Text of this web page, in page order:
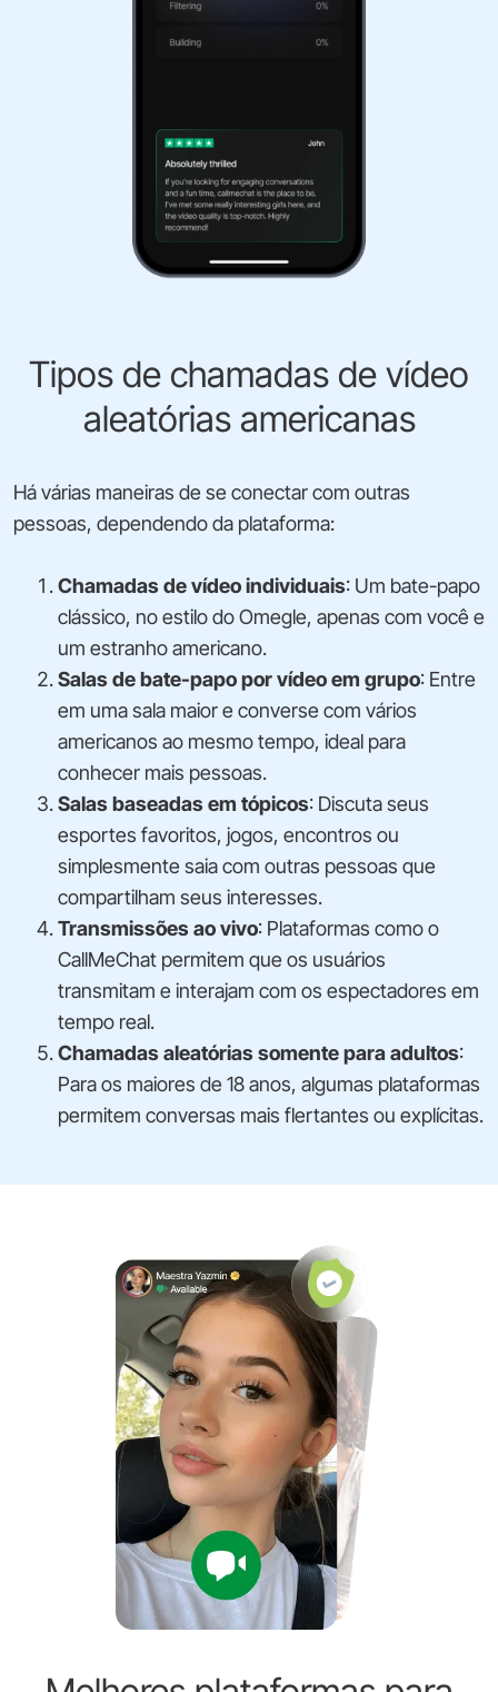
Tipos de chamadas de vídeo
aleatórias americanas
Há várias maneiras de se conectar com outras
pessoas, dependendo da plataforma:
Chamadas de vídeo individuais: Um bate-papo
clássico, no estilo do Omegle, apenas com você e
um estranho americano.
Salas de bate-papo por vídeo em grupo: Entre
em uma sala maior e converse com vários
americanos ao mesmo tempo, ideal para
conhecer mais pessoas.
Salas baseadas em tópicos: Discuta seus
esportes favoritos, jogos, encontros ou
simplesmente saia com outras pessoas que
compartilham seus interesses.
Transmissões ao vivo: Plataformas como o
CallMeChat permitem que os usuários
transmitam e interajam com os espectadores em
tempo real.
Chamadas aleatórias somente para adultos:
Para os maiores de 18 anos, algumas plataformas
permitem conversas mais flertantes ou explícitas.